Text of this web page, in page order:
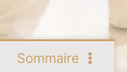
Sommaire